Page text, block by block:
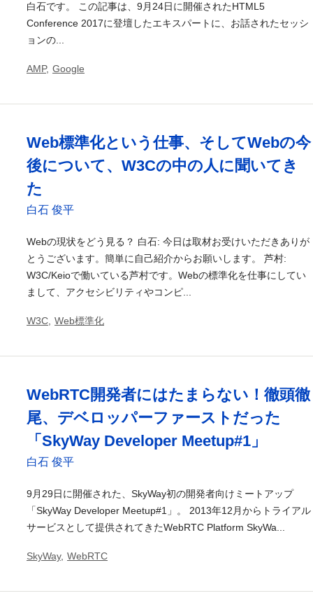
白石です。 この記事は、9月24日に開催されたHTML5
Conference 2017に登壇したエキスパートに、お話されたセッシ
ョンの...
AMP, Google
Web標準化という仕事、そしてWebの今
後について、W3Cの中の人に聞いてき
た
白石 俊平
Webの現状をどう見る？ 白石: 今日は取材お受けいただきありが
とうございます。簡単に自己紹介からお願いします。 芦村:
W3C/Keioで働いている芦村です。Webの標準化を仕事にしてい
まして、アクセシビリティやコンピ...
W3C Web標準化
WebRTC開発者にはたまらない！徹頭徹
尾、デベロッパーファーストだった
「SkyWay Developer Meetup#1」
白石 俊平
9月29日に開催された、SkyWay初の開発者向けミートアップ
「SkyWay Developer Meetup#1」。 2013年12月からトライアル
サービスとして提供されてきたWebRTC Platform SkyWa...
SkyWay, WebRTC